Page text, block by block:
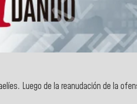
Luego de la reanudación de la